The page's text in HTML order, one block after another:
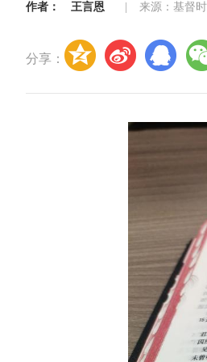
作者： 王言恩 来源：基督
分享：